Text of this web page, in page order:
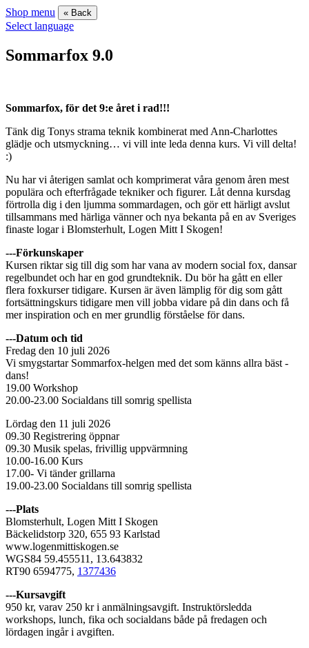
Shop menu « Back
Select language
Sommarfox 9.0
Sommarfox, för det 9:e året i rad!!!
Tänk dig Tonys strama teknik kombinerat med Ann-Charlottes
glädje och utsmyckning… vi vill inte leda denna kurs. Vi vill delta!
:)
Nu har vi återigen samlat och komprimerat våra genom åren mest
populära och efterfrågade tekniker och figurer. Låt denna kursdag
förtrolla dig i den ljumma sommardagen, och gör ett härligt avslut
tillsammans med härliga vänner och nya bekanta på en av Sveriges
finaste logar i Blomsterhult, Logen Mitt I Skogen!
---Förkunskaper
Kursen riktar sig till dig som har vana av modern social fox, dansar
regelbundet och har en god grundteknik. Du bör ha gått en eller
flera foxkurser tidigare. Kursen är även lämplig för dig som gått
fortsättningskurs tidigare men vill jobba vidare på din dans och få
mer inspiration och en mer grundlig förståelse för dans.
---Datum och tid
Fredag den 10 juli 2026
Vi smygstartar Sommarfox-helgen med det som känns allra bäst -
dans!
19.00 Workshop
20.00-23.00 Socialdans till somrig spellista
Lördag den 11 juli 2026
09.30 Registrering öppnar
09.30 Musik spelas, frivillig uppvärmning
10.00-16.00 Kurs
17.00- Vi tänder grillarna
19.00-23.00 Socialdans till somrig spellista
---Plats
Blomsterhult, Logen Mitt I Skogen
Bäckelidstorp 320, 655 93 Karlstad
www.logenmittiskogen.se
WGS84 59.455511, 13.643832
RT90 6594775, 1377436
---Kursavgift
950 kr, varav 250 kr i anmälningsavgift. Instruktörsledda
workshops, lunch, fika och socialdans både på fredagen och
lördagen ingår i avgiften.